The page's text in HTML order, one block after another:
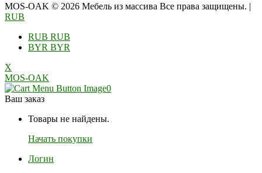
MOS-OAK © 2026 Мебель из массива Все права защищены. |
RUB
RUB RUB
BYR BYR
X
MOS-OAK
0
Ваш заказ
Товары не найдены.
Начать покупки
Логин